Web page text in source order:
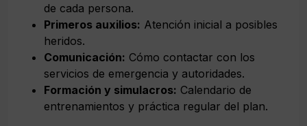
de cada persona.
Primeros auxilios: Atención inicial a posibles
heridos.
Comunicación: Cómo contactar con los
servicios de emergencia y autoridades.
Formación y simulacros: Calendario de
entrenamientos y práctica regular del plan.